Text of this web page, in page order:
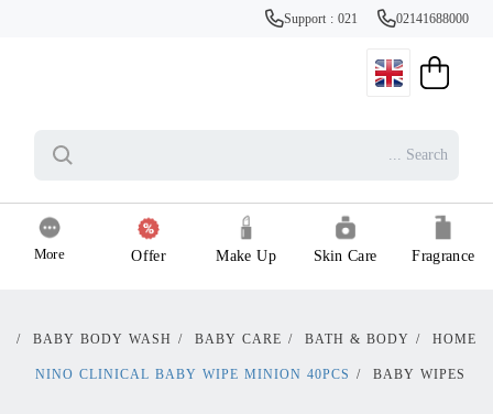
Support : 021 02141688000
Fragrance
Skin Care
Make Up
Offer
More
HOME
/
BATH & BODY
/
BABY CARE
/
BABY BODY WASH
/
BABY WIPES
/
NINO CLINICAL BABY WIPE MINION 40PCS